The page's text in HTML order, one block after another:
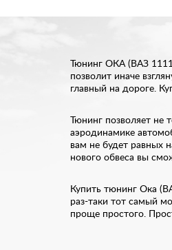
Тюнинг ОКА (ВАЗ
позволит иначе
главный на дороге.
Тюнинг позволяет
аэродинамике
вам не будет равных
нового обвеса вы
Купить тюнинг Ока
раз-таки тот самый
проще простого.